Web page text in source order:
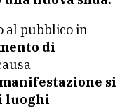
al pubblico in
di
si
luoghi